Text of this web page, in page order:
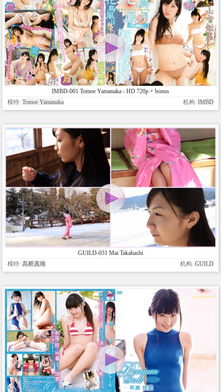
IMBD-001 Tomoe Yamanaka - HD 720p + bonus
模特: Tomoe Yamanaka 机构: IMBD
GUILD-031 Mai Takahashi
模特: 高桥真唯 机构: GUILD